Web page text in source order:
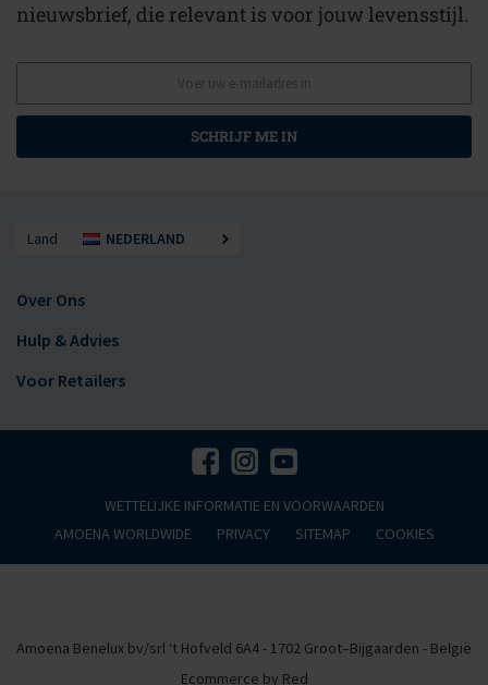
nieuwsbrief, die relevant is voor jouw levensstijl.
SCHRIJF ME IN
Land NEDERLAND
Over Ons
Hulp & Advies
Voor Retailers
WETTELIJKE INFORMATIE EN VOORWAARDEN
AMOENA WORLDWIDE
PRIVACY SITEMAP COOKIES
Amoena Benelux bv/srl ‘t Hofveld 6A4 - 1702 Groot–Bijgaarden - België
Ecommerce by Red